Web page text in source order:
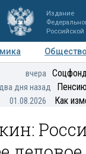
Издание
Общество
Мнения
вчера
дня назад
01.08.2026 Как